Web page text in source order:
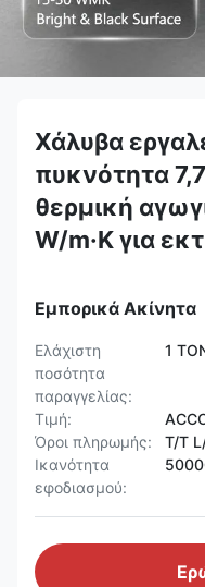
Χάλυβα
πυκνότητα
θερμική
W/m·K για
Εμπορικά Ακίνητα
Ελάχιστη
ποσότητα
παραγγελίας:
1
Τιμή:
Όροι πληρωμής:
T/T
Ικανότητα
εφοδιασμού: